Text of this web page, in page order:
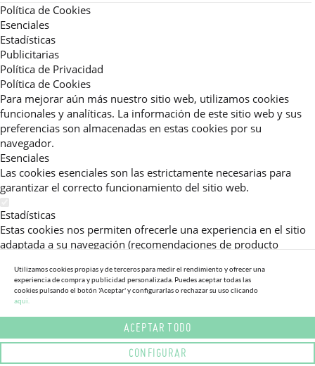
Política de Cookies
Esenciales
Estadísticas
Publicitarias
Política de Privacidad
Política de Cookies
Para mejorar aún más nuestro sitio web, utilizamos cookies
funcionales y analíticas. La información de este sitio web y sus
preferencias son almacenadas en estas cookies por su
navegador.
Esenciales
Las cookies esenciales son las estrictamente necesarias para
garantizar el correcto funcionamiento del sitio web.
Estadísticas
Estas cookies nos permiten ofrecerle una experiencia en el sitio
adaptada a su navegación (recomendaciones de producto
consultadas, etc).Al activar esta cookie, nos ayuda a mejorar aún
más su experiencia.
Publicitarias
Estas cookies permiten a nuestros socios publicitarios enviarle
mensajes específicos y personalizados.
Utilizamos cookies propias y de terceros para medir el rendimiento y ofrecer una
experiencia de compra y publicidad personalizada. Puedes aceptar todas las
cookies pulsando el botón 'Aceptar' y configurarlas o rechazar su uso clicando
aqui.
ACEPTAR TODO
CONFIGURAR